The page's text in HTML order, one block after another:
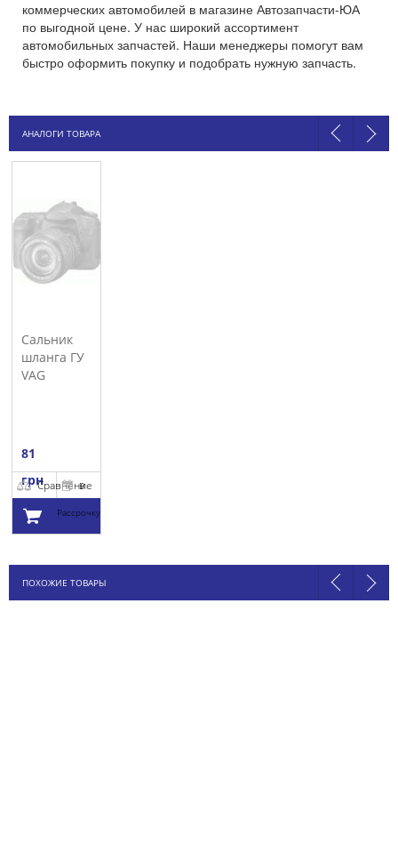
коммерческих автомобилей в магазине Автозапчасти-ЮА
по выгодной цене. У нас широкий ассортимент
автомобильных запчастей. Наши менеджеры помогут вам
быстро оформить покупку и подобрать нужную запчасть.
АНАЛОГИ ТОВАРА
Сальник
шланга ГУ
VAG
81
грнСравнение
В
Рассрочку
корзину
ПОХОЖИЕ ТОВАРЫ